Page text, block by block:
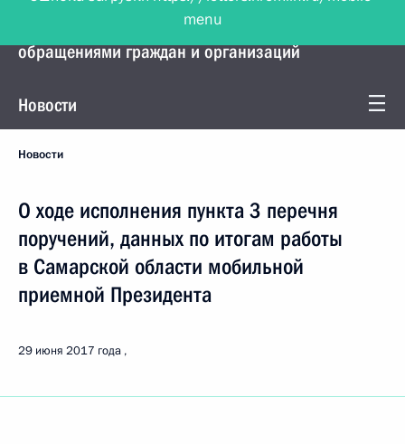
Управление Президента по работе с
обращениями граждан и организаций
Новости
Новости
О ходе исполнения пункта 3 перечня
поручений, данных по итогам работы
в Самарской области мобильной
приемной Президента
29 июня 2017 года
menu